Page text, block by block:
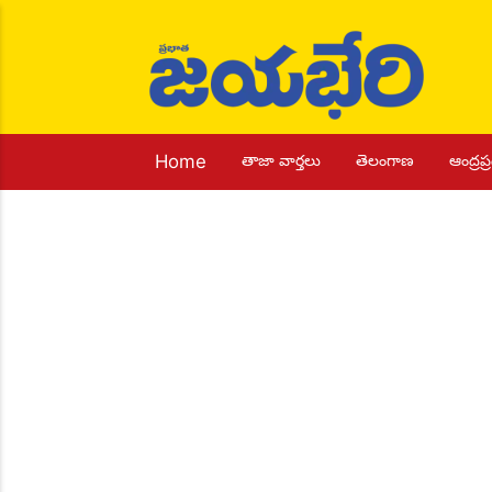
Home తాజా వార్తలు తెలంగాణ